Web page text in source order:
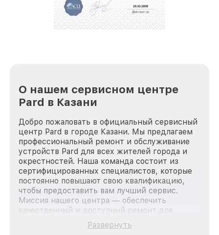
О нашем сервисном центре
Pard в Казани
Добро пожаловать в официальный сервисный
центр Pard в городе Казани. Мы предлагаем
профессиональный ремонт и обслуживание
устройств Pard для всех жителей города и
окрестностей. Наша команда состоит из
сертифицированных специалистов, которые
постоянно повышают свою квалификацию,
чтобы предоставить вам лучший сервис.
Миссия нашего центра — обеспечить
качественный и доступный ремонт для
каждого пользователя продукции Pard, вне
зависимости от сложности поломки. Мы
Развернуть